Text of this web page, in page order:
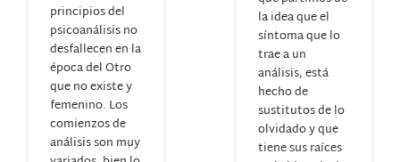
principios del
psicoanálisis no
desfallecen en la
época del Otro
que no existe y
femenino. Los
comienzos de
análisis son muy
la idea que el
síntoma que lo
trae a un
análisis, está
hecho de
sustitutos de lo
olvidado y que
tiene sus raíces